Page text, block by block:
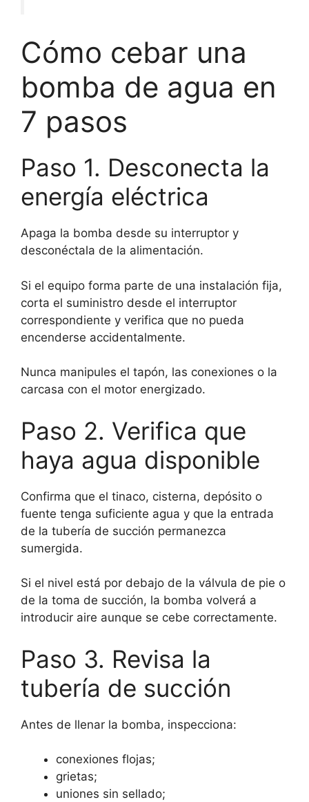
Cómo cebar una
bomba de agua en
7 pasos
Paso 1. Desconecta la
energía eléctrica
Apaga la bomba desde su interruptor y
desconéctala de la alimentación.
Si el equipo forma parte de una instalación fija,
corta el suministro desde el interruptor
correspondiente y verifica que no pueda
encenderse accidentalmente.
Nunca manipules el tapón, las conexiones o la
carcasa con el motor energizado.
Paso 2. Verifica que
haya agua disponible
Confirma que el tinaco, cisterna, depósito o
fuente tenga suficiente agua y que la entrada
de la tubería de succión permanezca
sumergida.
Si el nivel está por debajo de la válvula de pie o
de la toma de succión, la bomba volverá a
introducir aire aunque se cebe correctamente.
Paso 3. Revisa la
tubería de succión
Antes de llenar la bomba, inspecciona:
conexiones flojas;
grietas;
uniones sin sellado;